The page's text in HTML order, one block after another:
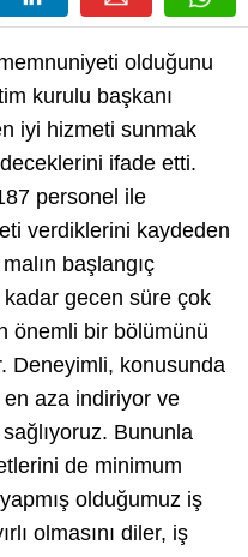
olduğunu
kurulu başkanı
iyi hizmeti sunmak
ifade etti.
personel ile
verdiklerini kaydeden
başlangıç
kadar gecen süre çok
önemli bir bölümünü
Deneyimli, konusunda
aza indiriyor ve
Bununla
de minimum
olduğumuz iş
olmasını diler, iş